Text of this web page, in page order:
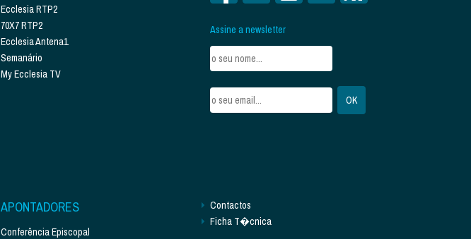
Ecclesia RTP2
70X7 RTP2
Ecclesia Antena1
Semanário
My Ecclesia TV
Assine a newsletter
APONTADORES
Conferência Episcopal
Contactos
Ficha T�cnica